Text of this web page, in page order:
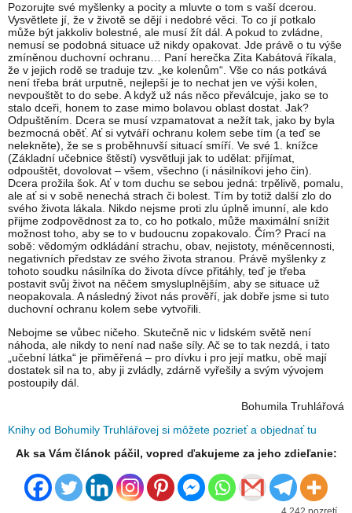
Pozorujte své myšlenky a pocity a mluvte o tom s vaší dcerou.
Vysvětlete jí, že v životě se dějí i nedobré věci. To co jí potkalo
může být jakkoliv bolestné, ale musí žít dál. A pokud to zvládne,
nemusí se podobná situace už nikdy opakovat. Jde právě o tu výše
zmíněnou duchovní ochranu… Paní herečka Zita Kabátová říkala,
že v jejich rodě se traduje tzv. „ke kolenům“. Vše co nás potkává
není třeba brát urputně, nejlepší je to nechat jen ve výši kolen,
nevpouštět to do sebe. A když už nás něco převálcuje, jako se to
stalo dceři, honem to zase mimo bolavou oblast dostat. Jak?
Odpuštěním. Dcera se musí vzpamatovat a nežít tak, jako by byla
bezmocná oběť. Ať si vytváří ochranu kolem sebe tím (a teď se
nelekněte), že se s proběhnuvší situací smíří. Ve své 1. knížce
(Základní učebnice štěstí) vysvětluji jak to udělat: přijímat,
odpouštět, dovolovat – všem, všechno (i násilníkovi jeho čin).
Dcera prožila šok. Ať v tom duchu se sebou jedná: trpělivě, pomalu,
ale ať si v sobě nenechá strach či bolest. Tím by totiž další zlo do
svého života lákala. Nikdo nejsme proti zlu úplně imunní, ale kdo
přijme zodpovědnost za to, co ho potkalo, může maximální snížit
možnost toho, aby se to v budoucnu zopakovalo. Čím? Prací na
sobě: vědomým odkládání strachu, obav, nejistoty, méněcennosti,
negativních představ ze svého života stranou. Právě myšlenky z
tohoto soudku násilníka do života dívce přitáhly, teď je třeba
postavit svůj život na něčem smysluplnějším, aby se situace už
neopakovala. A následný život nás prověří, jak dobře jsme si tuto
duchovní ochranu kolem sebe vytvořili.
Nebojme se vůbec ničeho. Skutečně nic v lidském světě není
náhoda, ale nikdy to není nad naše síly. Ač se to tak nezdá, i tato
„učební látka“ je přiměřená – pro dívku i pro její matku, obě mají
dostatek sil na to, aby ji zvládly, zdárně vyřešily a svým vývojem
postoupily dál.
Bohumila Truhlářová
Knihy od Bohumily Truhlářovej si môžete pozrieť a objednať tu
Ak sa Vám článok páčil, vopred ďakujeme za jeho zdieľanie: